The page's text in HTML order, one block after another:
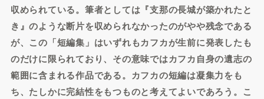
収められている。筆者としては『支那の長城が築かれたと
き』のような断片を収められなかったのがやや残念である
が、この「短編集」はいずれもカフカが生前に発表したも
のだけに限られており、その意味ではカフカ自身の遺志の
範囲に含まれる作品である。カフカの短編は凝集力をも
ち、たしかに完結性をもつものと考えてよいであろう。こ